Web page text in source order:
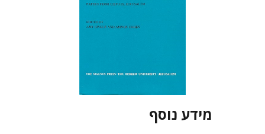
מידע נוסף